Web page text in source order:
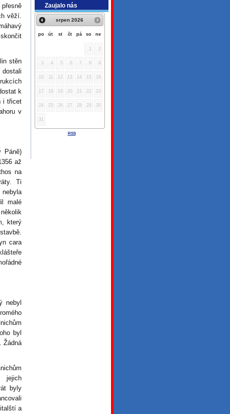
Zaujalo nás
srpen 2026
po út st čt pá so ne
1 2
3 4 5 6 7 8 9
10 11 12 13 14 15 16
17 18 19 20 21 22 23
24 25 26 27 28 29 30
31
RSS
věží.
stěn
k
i třicet
v
Páně)
až
na
Ti
malé
který
cara
nebyl
byl
Žádná
jejich
byly
a